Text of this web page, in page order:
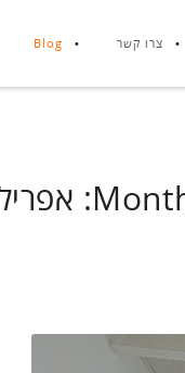
צרו קשר Blog
אפריל